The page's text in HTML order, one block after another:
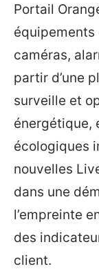
Portail
équipements
caméras,
partir d’une
surveille et
énergétique,
écologiques
nouvelles
dans une
l’empreinte
des
client.